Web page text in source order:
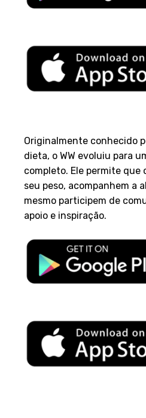
Originalmente conhecido
dieta, o WW evoluiu para
completo. Ele permite que
seu peso, acompanhem a
mesmo participem de
apoio e inspiração.